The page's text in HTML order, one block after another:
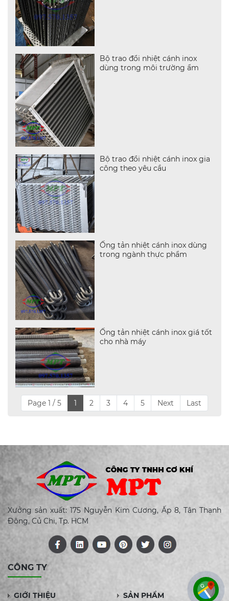
Bộ trao đổi nhiệt cánh inox
dùng trong môi trường ẩm
Bộ trao đổi nhiệt cánh inox gia
công theo yêu cầu
Ống tản nhiệt cánh inox dùng
trong ngành thực phẩm
Ống tản nhiệt cánh inox giá tốt
cho nhà máy
Page 1 / 5 1 2 3 4 5 Next Last
Xưởng sản xuất: 175 Nguyễn Kim Cương, Ấp 8, Tân Thạnh
Đông, Củ Chi, Tp. HCM
CÔNG TY
GIỚI THIỆU
SẢN PHẨM